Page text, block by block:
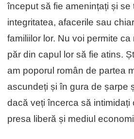
început să fie amenințați și se
integritatea, afacerile sau
familiilor lor. Nu voi permite ca
păr din capul lor să fie atins.
am poporul român de partea
ascundeți și în gura de șarpe
dacă veți încerca să intimidați
presa liberă și mediul